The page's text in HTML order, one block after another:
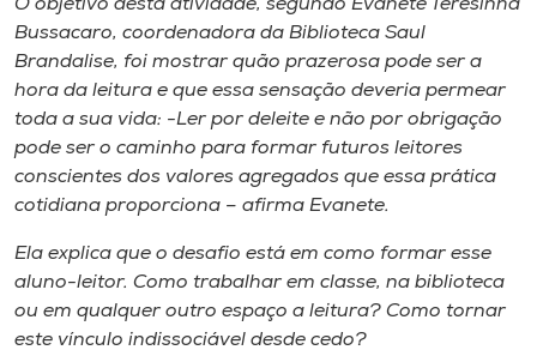
Museu
Unoesc
Store
Selecione
O objetivo desta atividade, segundo Evanete Teresinha
Bussacaro, coordenadora da Biblioteca Saul
Brandalise, foi mostrar quão prazerosa pode ser a
hora da leitura e que essa sensação deveria permear
toda a sua vida: -Ler por deleite e não por obrigação
pode ser o caminho para formar futuros leitores
conscientes dos valores agregados que essa prática
cotidiana proporciona – afirma Evanete.
Ela explica que o desafio está em como formar esse
aluno-leitor. Como trabalhar em classe, na biblioteca
ou em qualquer outro espaço a leitura? Como tornar
este vínculo indissociável desde cedo?